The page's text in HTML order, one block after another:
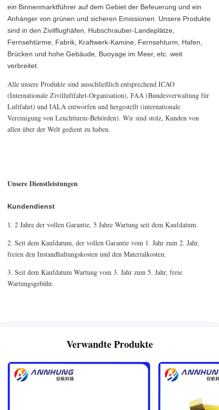
ein Binnenmarktführer auf dem Gebiet der Befeuerung und ein
Anhänger von grünen und sicheren Emissionen. Unsere Produkte
sind in den Zivilflughäfen, Hubschrauber-Landeplätze,
Fernsehtürme, Fabrik, Kraftwerk-Kamine, Fernsehturm, Hafen,
Brücken und hohe Gebäude, Buoyage im Meer, etc. weit
verbreitet.
Alle unsere Produkte sind ausschließlich entsprechend ICAO
(Internationale Zivilluftfahrt-Organisation), FAA (Bundesverwaltung für
Luftfahrt) und IALA entworfen und hergestellt (internationale
Vereinigung von Leuchtturm-Behörden). Wir sind stolz, Kunden von
allen über der Welt gedient zu haben.
Unsere Dienstleistungen
Kundendienst
1. 2 Jahre der vollen Garantie, 5 Jahre Wartung seit dem Kaufdatum.
2. Seit dem Kaufdatum, der vollen Garantie vom 1. Jahr zum 2. Jahr,
freien den Instandhaltungskosten und den Materialkosten.
3. Seit dem Kaufdatum Wartung vom 3. Jahr zum 5. Jahr, freie
Wartungsgebühr.
Verwandte Produkte